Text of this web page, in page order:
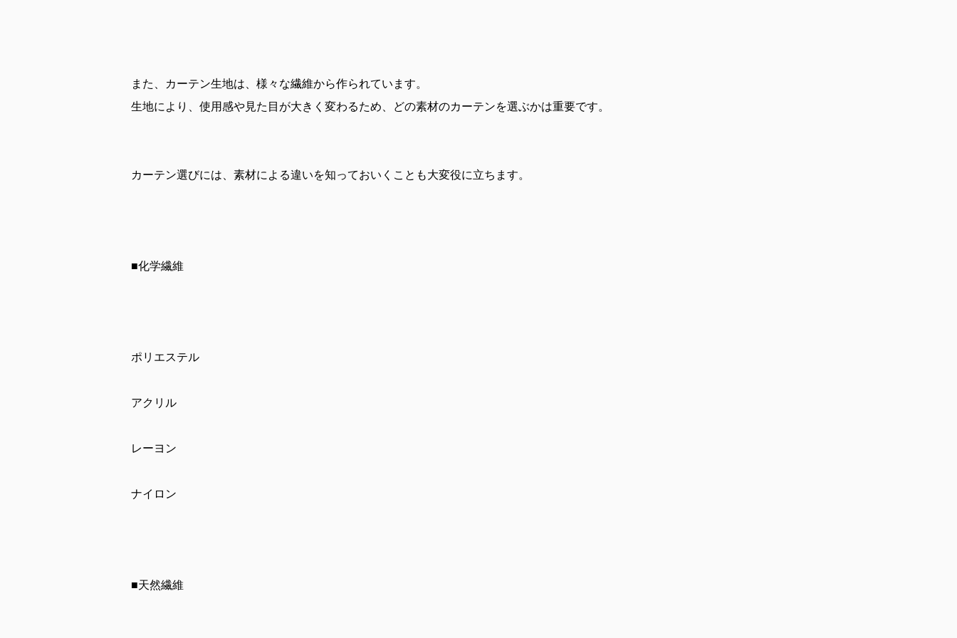
また、カーテン生地は、様々な繊維から作られています。
生地により、使用感や見た目が大きく変わるため、どの素材のカーテンを選ぶかは重要です。
カーテン選びには、素材による違いを知っておいくことも大変役に立ちます。
■化学繊維
ポリエステル
アクリル
レーヨン
ナイロン
■天然繊維